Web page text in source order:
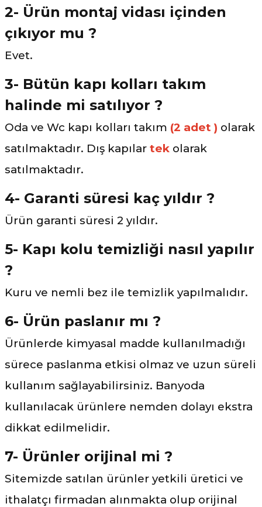
2- Ürün montaj vidası içinden
çıkıyor mu ?
Evet.
3- Bütün kapı kolları takım
halinde mi satılıyor ?
Oda ve Wc kapı kolları takım (2 adet ) olarak
satılmaktadır. Dış kapılar tek olarak
satılmaktadır.
4- Garanti süresi kaç yıldır ?
Ürün garanti süresi 2 yıldır.
5- Kapı kolu temizliği nasıl yapılır
?
Kuru ve nemli bez ile temizlik yapılmalıdır.
6- Ürün paslanır mı ?
Ürünlerde kimyasal madde kullanılmadığı
sürece paslanma etkisi olmaz ve uzun süreli
kullanım sağlayabilirsiniz. Banyoda
kullanılacak ürünlere nemden dolayı ekstra
dikkat edilmelidir.
7- Ürünler orijinal mi ?
Sitemizde satılan ürünler yetkili üretici ve
ithalatçı firmadan alınmakta olup orijinal